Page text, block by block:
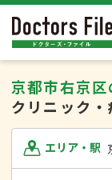
京都市右京
クリニック・
エリア・駅